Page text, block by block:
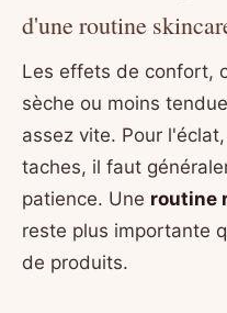
d'une routine
Les effets de confort,
sèche ou moins
assez vite. Pour
taches, il faut
patience. Une routine
reste plus importante
de produits.